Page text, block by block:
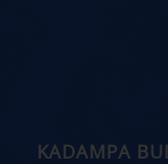
KADAMPA